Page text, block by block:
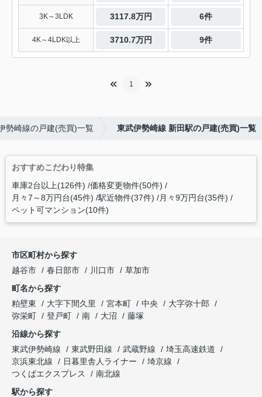
3K～3LDK 3117.8万円 6件
4K～4LDK以上 3710.7万円 9件
1
勢崎線の戸建(売買)一覧 東武伊勢崎線 新田駅の戸建(売買)一覧
おすすめこだわり特集
車庫2台以上(126件) 価格変更物件(50件)
月々7～8万円台(45件) 駅近物件(37件) 月々9万円台(35件)
ペット可マンション(10件)
市区町村から探す
越谷市
春日部市 川口市
草加市
町名から探す
粕壁東
大字下間久里 宮本町 中央
大字弥十郎
弥栄町
登戸町 南 大沼
藤塚
沿線から探す
東武伊勢崎線
東武野田線 武蔵野線
埼玉高速鉄道
京浜東北線
日暮里舎人ライナー
埼京線
つくばエクスプレス
南北線
駅から探す